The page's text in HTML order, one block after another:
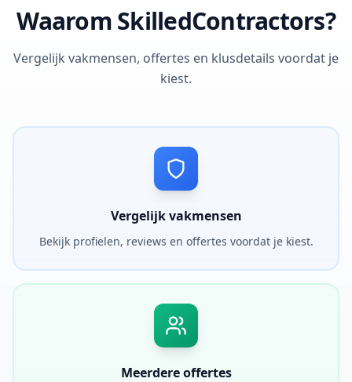
Waarom SkilledContractors?
Vergelijk vakmensen, offertes en klusdetails voordat je
kiest.
Vergelijk vakmensen
Bekijk profielen, reviews en offertes voordat je kiest.
Meerdere offertes